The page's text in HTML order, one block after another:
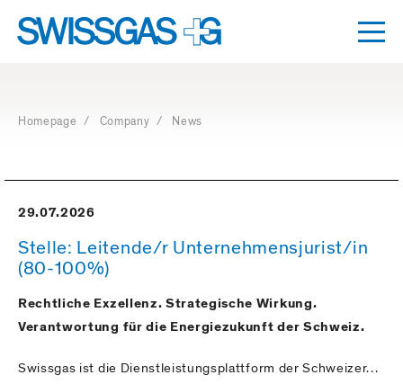
keysHomepage / Company / News
29.07.2026
Stelle: Leitende/r Unternehmensjurist/in
(80-100%)
Rechtliche Exzellenz. Strategische Wirkung.
Verantwortung für die Energiezukunft der Schweiz.
Swissgas ist die Dienstleistungsplattform der Schweizer…